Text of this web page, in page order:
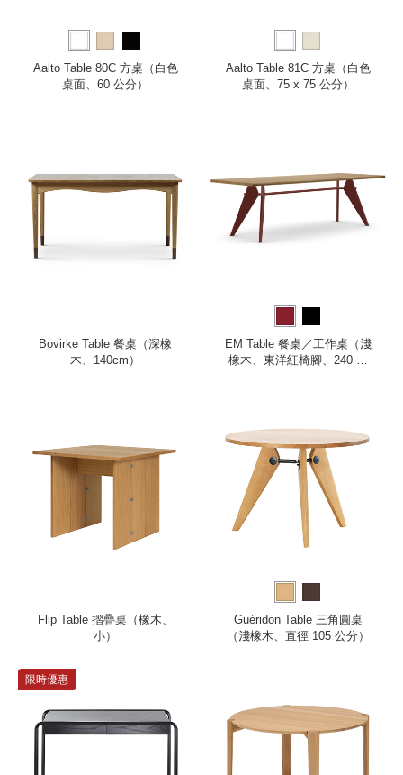
Aalto Table 80C 方桌（白色
桌面、60 公分）
Aalto Table 81C 方桌（白色
桌面、75 x 75 公分）
Bovirke Table 餐桌（深橡
木、140cm）
EM Table 餐桌／工作桌（淺
橡木、東洋紅椅腳、240 公
Flip Table 摺疊桌（橡木、
小）
Guéridon Table 三角圓桌
（淺橡木、直徑 105 公分）
限時優惠